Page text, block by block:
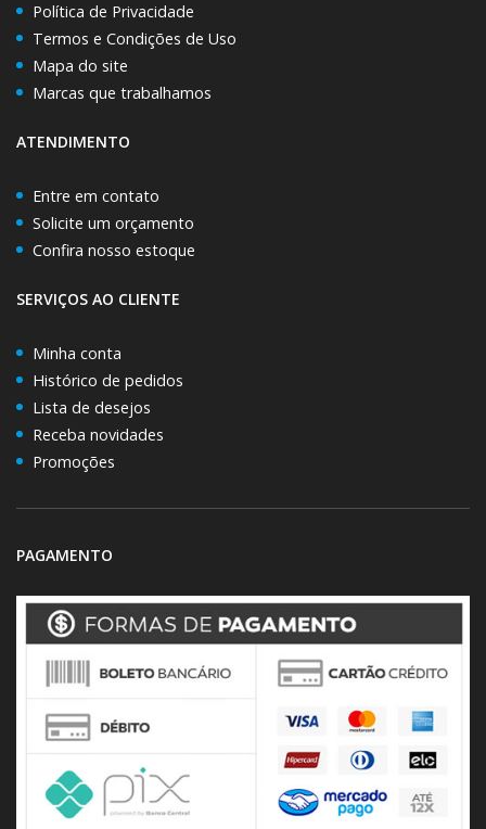
Política de Privacidade
Termos e Condições de Uso
Mapa do site
Marcas que trabalhamos
ATENDIMENTO
Entre em contato
Solicite um orçamento
Confira nosso estoque
SERVIÇOS AO CLIENTE
Minha conta
Histórico de pedidos
Lista de desejos
Receba novidades
Promoções
PAGAMENTO